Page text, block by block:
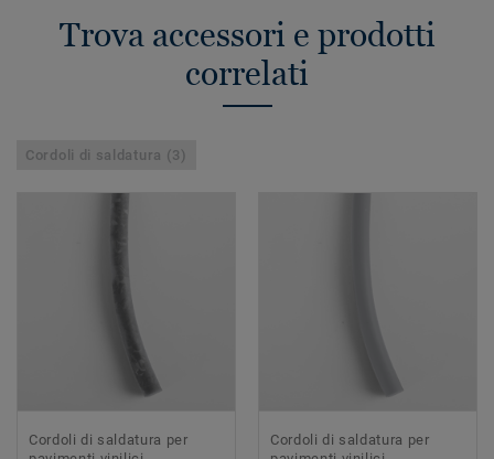
Trova accessori e prodotti
correlati
Cordoli di saldatura (3)
Cordoli di saldatura per
Cordoli di saldatura per